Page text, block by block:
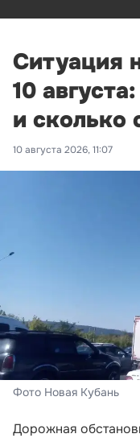
Ситуация
10
и сколько
10 августа 2026, 11:07
Фото Новая Кубань
Дорожная